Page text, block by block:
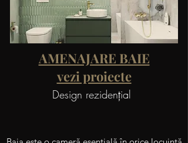
AMENAJARE BAIE
vezi proiecte
Design rezidenţial